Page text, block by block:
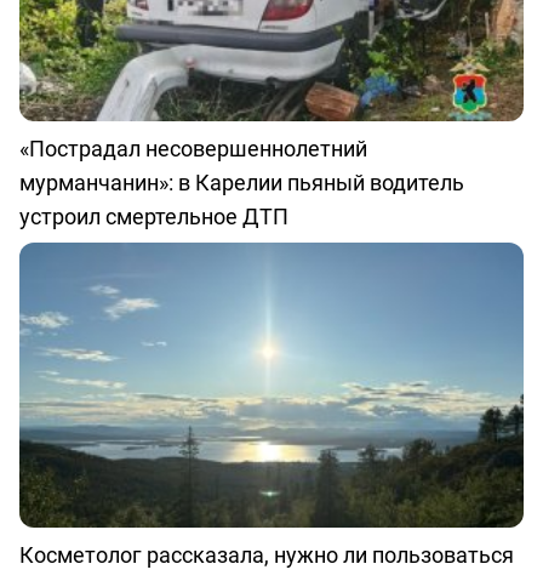
«Пострадал несовершеннолетний
мурманчанин»: в Карелии пьяный водитель
устроил смертельное ДТП
Косметолог рассказала, нужно ли пользоваться